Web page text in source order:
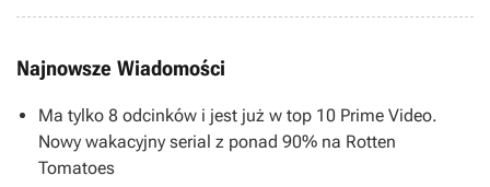
Najnowsze Wiadomości
Ma tylko 8 odcinków i jest już w top 10 Prime Video.
Nowy wakacyjny serial z ponad 90% na Rotten
Tomatoes